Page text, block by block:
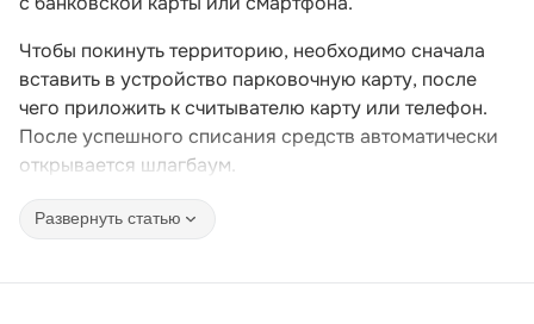
Чтобы покинуть территорию, необходимо сначала
вставить в устройство парковочную карту, после
чего приложить к считывателю карту или телефон.
После успешного списания средств автоматически
открывается шлагбаум.
Развернуть статью